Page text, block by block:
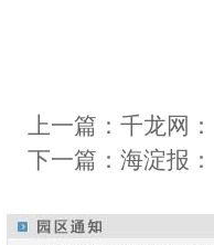
上一篇：千龙网
下一篇：海淀报